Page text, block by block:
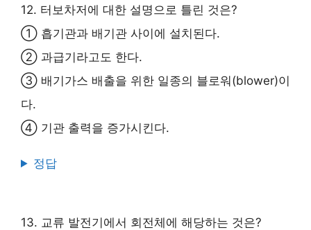
12. 터보차저에 대한 설명으로 틀린 것은?
① 흡기관과 배기관 사이에 설치된다.
② 과급기라고도 한다.
③ 배기가스 배출을 위한 일종의 블로워(blower)이
다.
④ 기관 출력을 증가시킨다.
정답
13. 교류 발전기에서 회전체에 해당하는 것은?